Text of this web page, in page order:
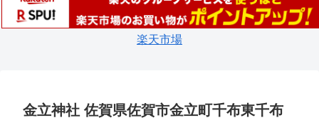
楽天市場
金立神社 佐賀県佐賀市金立町千布東千布